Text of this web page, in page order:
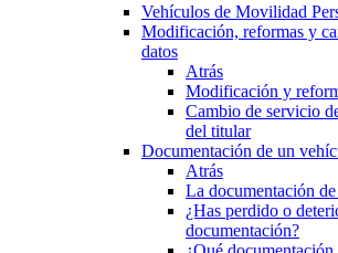
Vehículos de Movilidad
Modificación, reformas y
datos
Atrás
Modificación y
Cambio de servicio
del titular
Documentación de un
Atrás
La documentación
¿Has perdido o
documentación?